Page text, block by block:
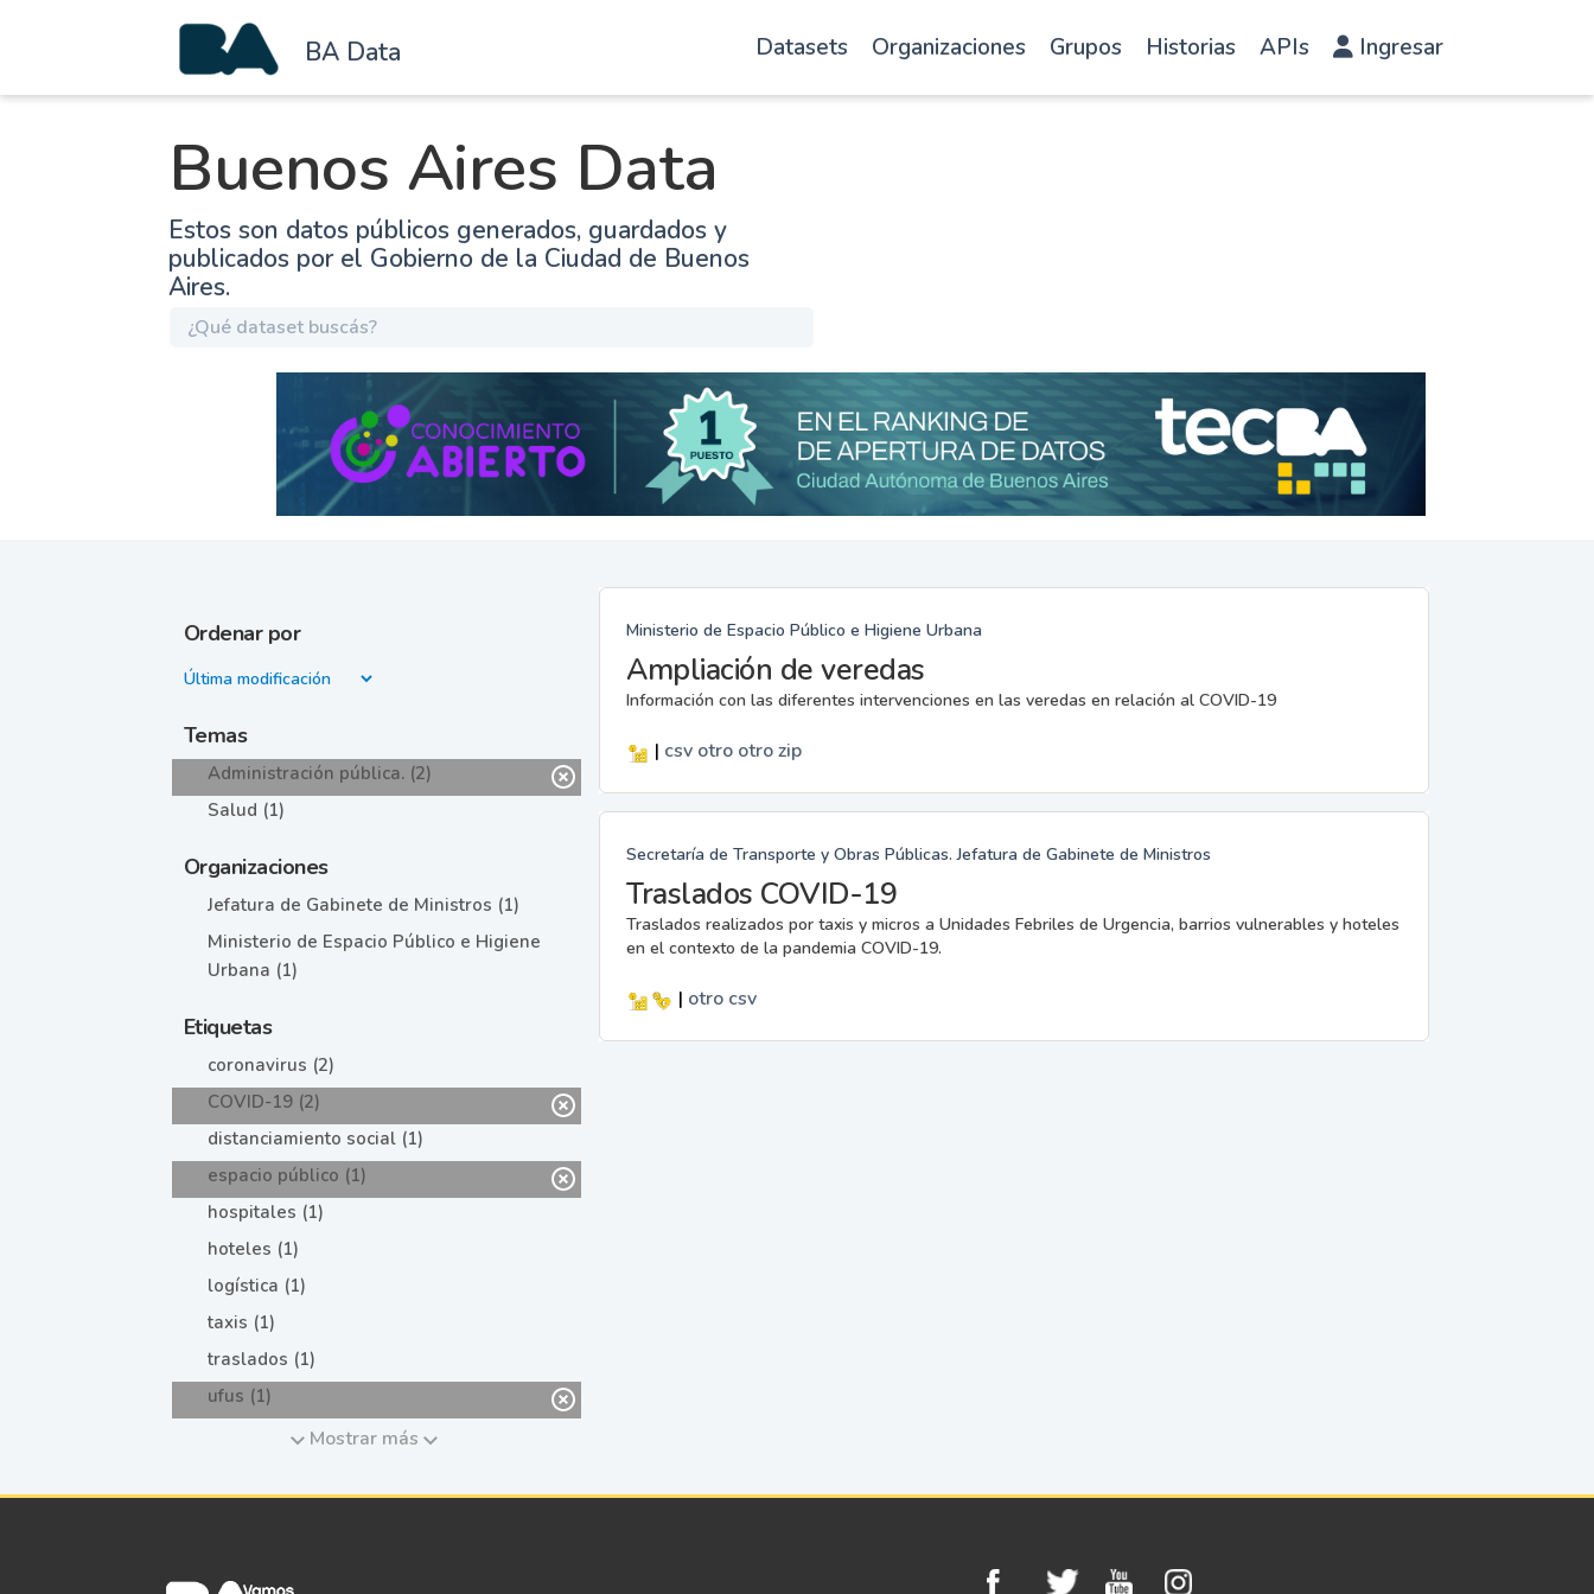
BA Data Datasets Organizaciones Grupos Historias APIs Ingresar
Buenos Aires Data
Estos son datos públicos generados, guardados y
publicados por el Gobierno de la Ciudad de Buenos
Aires.
Ordenar por
Temas
Administración pública. (2)
Salud (1)
Organizaciones
Jefatura de Gabinete de Ministros (1)
Ministerio de Espacio Público e Higiene
Urbana (1)
Etiquetas
coronavirus (2)
COVID-19 (2)
distanciamiento social (1)
espacio público (1)
hospitales (1)
hoteles (1)
logística (1)
taxis (1)
traslados (1)
ufus (1)
Mostrar más
Ministerio de Espacio Público e Higiene Urbana
Ampliación de veredas
Información con las diferentes intervenciones en las veredas en relación al COVID-19
| csv otro otrozip
Secretaría de Transporte y Obras Públicas. Jefatura de Gabinete de Ministros
Traslados COVID-19
Traslados realizados por taxis y micros a Unidades Febriles de Urgencia, barrios vulnerables y hoteles
en el contexto de la pandemia COVID-19.
| otro csv